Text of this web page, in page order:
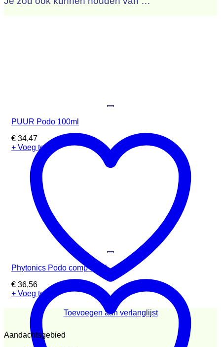
Toevoegen aan verlanglijst
PUUR Podo 100ml
€ 34,47
+ Voeg toe
Phytonics Podo comp 50ml
€ 36,56
+ Voeg toe
Aandachtsgebied